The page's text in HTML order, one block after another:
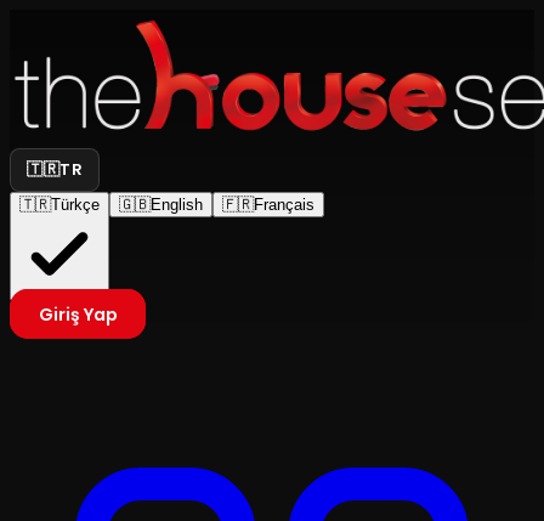
🇹🇷TR
🇹🇷Türkçe 🇬🇧English 🇫🇷Français
Giriş Yap